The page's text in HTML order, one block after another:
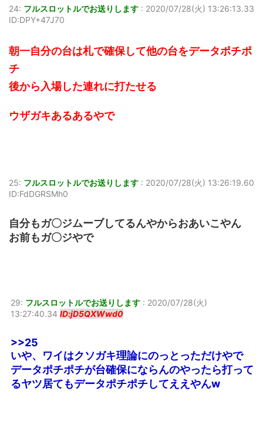
24: フルスロットルでお送りします : 2020/07/28(火) 13:26:13.33
ID:DPY+47J70
朝一自分の台は札で確保して他の台をデータポチポ
チ
後から入場した連れに打たせる
ウザガキあるあるやで
25: フルスロットルでお送りします : 2020/07/28(火) 13:26:19.60
ID:FdDGRSMh0
自分もガ〇ジムーブしてるんやからおあいこやん
お前もガ〇ジやで
29: フルスロットルでお送りします : 2020/07/28(火)
13:27:40.34 ID:jD5QXWwd0
>>25
いや、ワイはクソガキ理論にのっとっただけやで
データポチポチが台確保にならんのやったら打って
るヤツ居てもデータポチポチしてええやんw